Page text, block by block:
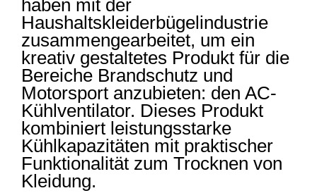
haben mit der
Haushaltskleiderbügelindustrie
zusammengearbeitet, um ein
kreativ gestaltetes Produkt für die
Bereiche Brandschutz und
Motorsport anzubieten: den AC-
Kühlventilator. Dieses Produkt
kombiniert leistungsstarke
Kühlkapazitäten mit praktischer
Funktionalität zum Trocknen von
Kleidung.